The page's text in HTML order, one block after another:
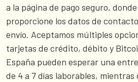
a la página de pago seguro,
proporcione los datos de
envío. Aceptamos múltiples
tarjetas de crédito, débito y
España pueden esperar una
de 4 a 7 días laborables,